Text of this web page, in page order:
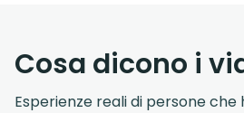
Cosa dicono i
Esperienze reali di persone